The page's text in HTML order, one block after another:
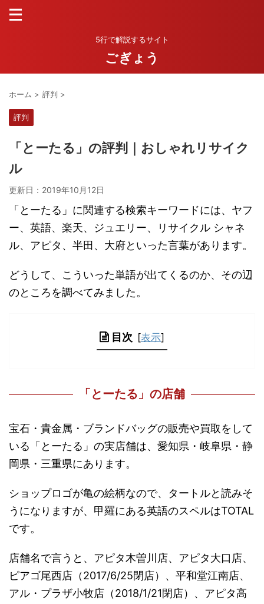
5行で解説するサイト
ごぎょう
ホーム > 評判 >
評判
「とーたる」の評判｜おしゃれリサイク
ル
更新日： 2019年10月12日
「とーたる」に関連する検索キーワードには、ヤフ
ー、英語、楽天、ジュエリー、リサイクル シャネ
ル、アピタ、半田、大府といった言葉があります。
どうして、こういった単語が出てくるのか、その辺
のところを調べてみました。
目次 [表示]
「とーたる」の店舗
宝石・貴金属・ブランドバッグの販売や買取をして
いる「とーたる」の実店舗は、愛知県・岐阜県・静
岡県・三重県にあります。
ショップロゴが亀の絵柄なので、タートルと読みそ
うになりますが、甲羅にある英語のスペルはTOTAL
です。
店舗名で言うと、アピタ木曽川店、アピタ大口店、
ピアゴ尾西店（2017/6/25閉店）、平和堂江南店、
アル・プラザ小牧店（2018/1/21閉店）、アピタ高